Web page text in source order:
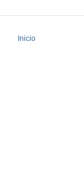
Inicio